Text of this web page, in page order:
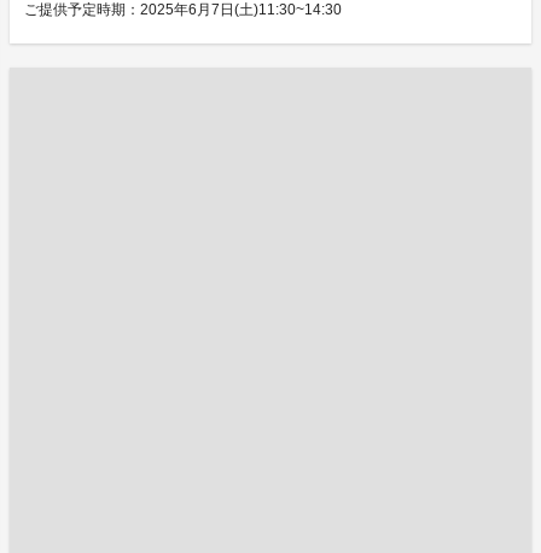
ご提供予定時期：2025年6月7日(土)11:30~14:30